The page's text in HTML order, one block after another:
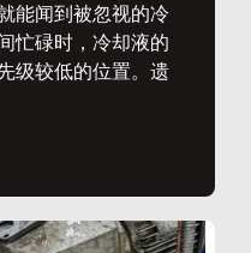
能闻到被忽视的冷
忙碌时，冷却液的
级较低的位置。遗